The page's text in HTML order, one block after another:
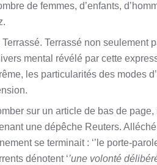
de femmes, d’enfants,
Terrassé. Terrassé non seulement
mental révélé par cette
les particularités des modes
sur un article de bas de page,
une dépêche Reuters.
se terminait : ‘’le porte-
dénotent ‘’une volonté